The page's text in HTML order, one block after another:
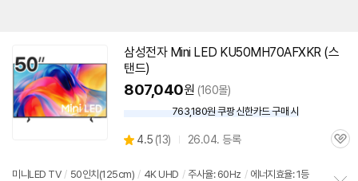
삼성전자 Mini LED KU50MH70AFXKR (스
탠드)
807,040원 (160몰)
할
가
763,180원 쿠팡 신한카드 구매 시
별
4.5 (상
리
13) 26.04. 등록
관
미니LED TV / 50인치 (125cm) / 4K UHD / 주사율: 60Hz / 에너지효율: 1등